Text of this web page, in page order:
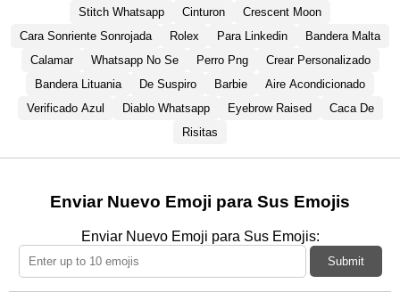
Stitch Whatsapp Cinturon
Crescent Moon
Cara Sonriente Sonrojada
Rolex Para Linkedin
Bandera Malta
Calamar
Whatsapp No Se Perro Png
Crear Personalizado
Bandera Lituania
De Suspiro Barbie
Aire Acondicionado
Verificado Azul
Diablo Whatsapp Eyebrow Raised
Caca De
Risitas
Enviar Nuevo Emoji para Sus Emojis
Enviar Nuevo Emoji para Sus Emojis:
Submit